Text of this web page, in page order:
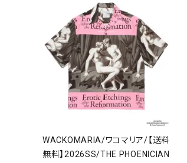
WACKOMARIA/ワコマリア/【送料
無料】2026SS/THE PHOENICIAN